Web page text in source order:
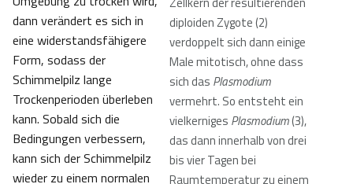
diploiden Zygote (2)
verdoppelt sich dann einige
Male mitotisch, ohne dass
sich das Plasmodium
vermehrt. So entsteht ein
vielkerniges Plasmodium(3),
das dann innerhalb von drei
bis vier Tagen bei
Raumtemperatur zu einem
dann verändert es sich in
eine widerstandsfähigere
Form, sodass der
Schimmelpilz lange
Trockenperioden überleben
kann. Sobald sich die
Bedingungen verbessern,
kann sich der Schimmelpilz
wieder zu einem normalen